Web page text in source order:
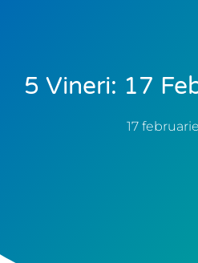
5 Vineri: 17
17